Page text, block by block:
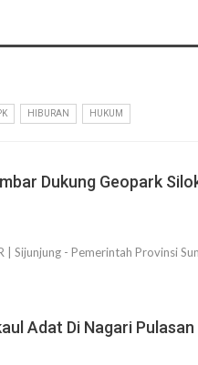
HIBURAN HUKUM
Dukung Geopark
| Sijunjung - Pemerintah Provinsi
Adat Di Nagari